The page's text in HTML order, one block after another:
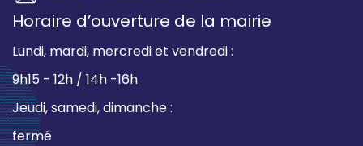
Horaire d’ouverture de la mairie
Lundi, mardi, mercredi et vendredi :
9h15 - 12h / 14h -16h
Jeudi, samedi, dimanche :
fermé